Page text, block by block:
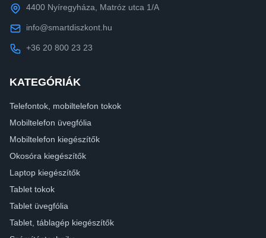
4400 Nyíregyháza, Matróz utca 1/A
info@smartdiszkont.hu
+36 20 800 23 23
KATEGÓRIÁK
Telefontok, mobiltelefon tokok
Mobiltelefon üvegfólia
Mobiltelefon kiegészítők
Okosóra kiegészítők
Laptop kiegészítők
Tablet tokok
Tablet üvegfólia
Tablet, táblagép kiegészítők